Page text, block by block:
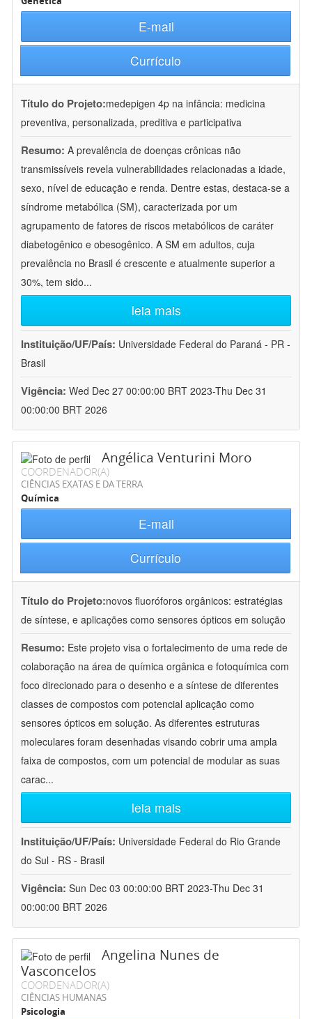
E-mail
Currículo
Título do Projeto:medepigen 4p na infância: medicina
preventiva, personalizada, preditiva e participativa
Resumo: A prevalência de doenças crônicas não
transmissíveis revela vulnerabilidades relacionadas a idade,
sexo, nível de educação e renda. Dentre estas, destaca-se a
síndrome metabólica (SM), caracterizada por um
agrupamento de fatores de riscos metabólicos de caráter
diabetogênico e obesogênico. A SM em adultos, cuja
prevalência no Brasil é crescente e atualmente superior a
30%, tem sido...
leia mais
Instituição/UF/País: Universidade Federal do Paraná - PR -
Brasil
Vigência: Wed Dec 27 00:00:00 BRT 2023-Thu Dec 31
00:00:00 BRT 2026
Angélica Venturini Moro
COORDENADOR(A)
CIÊNCIAS EXATAS E DA TERRA
Química
E-mail
Currículo
Título do Projeto:novos fluoróforos orgânicos: estratégias
de síntese, e aplicações como sensores ópticos em solução
Resumo: Este projeto visa o fortalecimento de uma rede de
colaboração na área de química orgânica e fotoquímica com
foco direcionado para o desenho e a síntese de diferentes
classes de compostos com potencial aplicação como
sensores ópticos em solução. As diferentes estruturas
moleculares foram desenhadas visando cobrir uma ampla
faixa de compostos, com um potencial de modular as suas
carac...
leia mais
Instituição/UF/País: Universidade Federal do Rio Grande
do Sul - RS - Brasil
Vigência: Sun Dec 03 00:00:00 BRT 2023-Thu Dec 31
00:00:00 BRT 2026
Angelina Nunes de
Vasconcelos
COORDENADOR(A)
CIÊNCIAS HUMANAS
Psicologia